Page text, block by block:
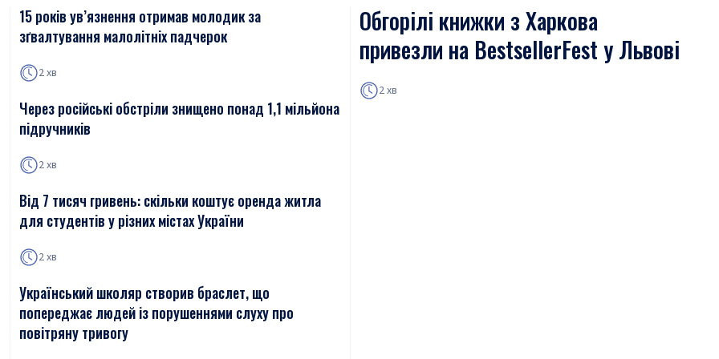
15 років ув’язнення отримав молодик за
зґвалтування малолітніх падчерок
2 хв
Через російські обстріли знищено понад 1,1 мільйона
підручників
2 хв
Від 7 тисяч гривень: скільки коштує оренда житла
для студентів у різних містах України
2 хв
Український школяр створив браслет, що
попереджає людей із порушеннями слуху про
повітряну тривогу
Обгорілі книжки з Харкова
привезли на BestsellerFest у Львові
2 хв